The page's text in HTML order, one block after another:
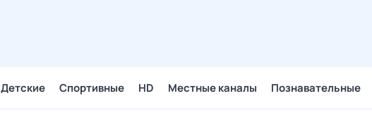
Детские Спортивные HD Местные каналы Познавательные